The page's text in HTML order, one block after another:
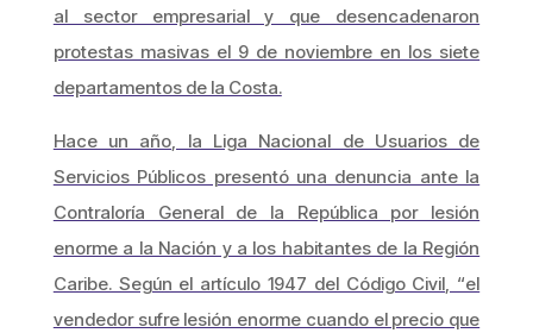
al sector empresarial y que desencadenaron
protestas masivas el 9 de noviembre en los siete
departamentos de la Costa.
Hace un año, la Liga Nacional de Usuarios de
Servicios Públicos presentó una denuncia ante la
Contraloría General de la República por lesión
enorme a la Nación y a los habitantes de la Región
Caribe. Según el artículo 1947 del Código Civil, “el
vendedor sufre lesión enorme cuando el precio que